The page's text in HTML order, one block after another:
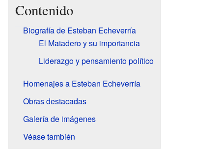
Contenido
Biografía de Esteban Echeverría
El Matadero y su importancia
Liderazgo y pensamiento político
Homenajes a Esteban Echeverría
Obras destacadas
Galería de imágenes
Véase también